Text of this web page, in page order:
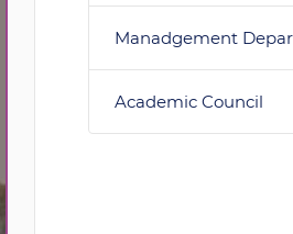
Manadgement
Academic Council